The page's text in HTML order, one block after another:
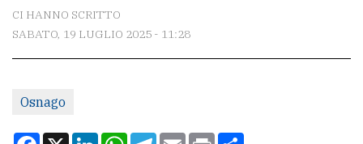
redazione
Scrivici
CI HANNO SCRITTO
SABATO, 19 LUGLIO 2025 - 11:28
Osnago
Facebook
X LinkedInWhatsApp
Telegram
EmailPrint